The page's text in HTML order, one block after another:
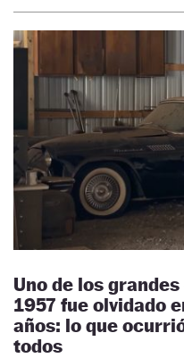
Uno de los
1957 fue olvidado
años: lo que
todos